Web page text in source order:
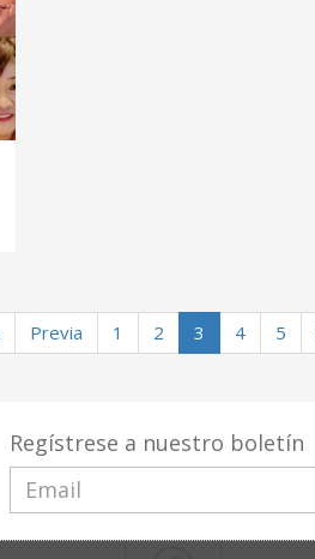
Previa 1 2 3 4 5
Regístrese a nuestro boletín